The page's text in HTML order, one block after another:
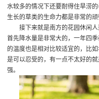
水较多的情况下还要耐得住旱涝
生长的草类的生命力都是非常的顽
接下来就是南方的花园休闲
首先降水量是非常大的，一年四
的温度也是相对比较适宜的，比
是可以忍受的，有一点不太好的
强。